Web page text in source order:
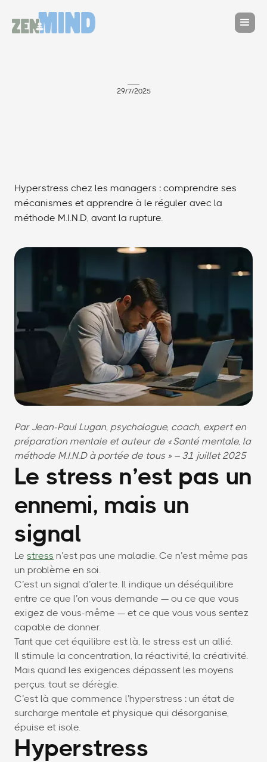
29/7/2025
Hyperstress chez les managers : comprendre ses
mécanismes et apprendre à le réguler avec la
méthode M.I.N.D, avant la rupture.
Par Jean-Paul Lugan, psychologue, coach, expert en
préparation mentale et auteur de « Santé mentale, la
méthode M.I.N.D à portée de tous » – 31 juillet 2025
Le stress n’est pas un
ennemi, mais un
signal
Le stress n’est pas une maladie. Ce n’est même pas
un problème en soi.
C’est un signal d’alerte. Il indique un déséquilibre
entre ce que l’on vous demande — ou ce que vous
exigez de vous-même — et ce que vous vous sentez
capable de donner.
Tant que cet équilibre est là, le stress est un allié.
Il stimule la concentration, la réactivité, la créativité.
Mais quand les exigences dépassent les moyens
perçus, tout se dérègle.
C’est là que commence l’hyperstress : un état de
surcharge mentale et physique qui désorganise,
épuise et isole.
Hyperstress